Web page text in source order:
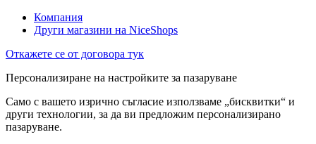
Компания
Други магазини на NiceShops
Откажете се от договора тук
Персонализиране на настройките за пазаруване
Само с вашето изрично съгласие използваме „бисквитки“ и
други технологии, за да ви предложим персонализирано
пазаруване.